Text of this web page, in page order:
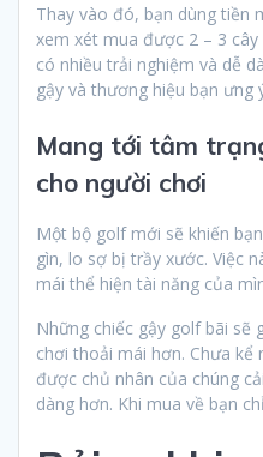
Thay vào đó, bạn dùng tiền
xem xét mua được 2 – 3
có nhiều trải nghiệm và dễ
gậy và thương hiệu bạn ưng
Mang tới tâm
cho người chơi
Một bộ golf mới sẽ khiến
gìn, lo sợ bị trầy xước. Việc
mái thể hiện tài năng của
Những chiếc gậy golf bãi sẽ
chơi thoải mái hơn. Chưa kể
được chủ nhân của chúng
dàng hơn. Khi mua về bạn